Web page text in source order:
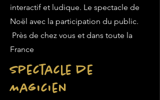
interactif et ludique. Le spectacle de
Noël avec la participation du public.
Près de chez vous et dans toute la
France
Spectacle de
Magicien